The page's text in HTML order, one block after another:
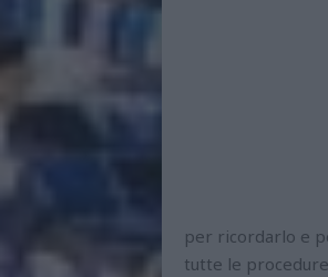
per ricordarlo e
tutte le